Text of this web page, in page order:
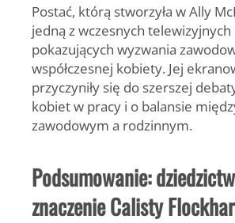
Postać, którą stworzyła wAlly
jedną z wczesnych
pokazujących wyzwania
współczesnej kobiety. Jej
przyczyniły się do szerszej
kobiet w pracy i o balansie
zawodowym a rodzinnym.
Podsumowanie:
znaczenie Calisty